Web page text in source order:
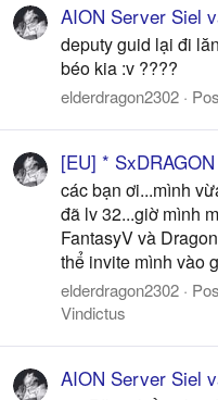
AION Server Siel
deputy guid lại đi
béo kia :v ????
elderdragon2302
[EU] *
các bạn ơi...mình
đã lv 32...giờ mình
FantasyV và
thể invite mình vào
elderdragon2302
Vindictus
AION Server Siel